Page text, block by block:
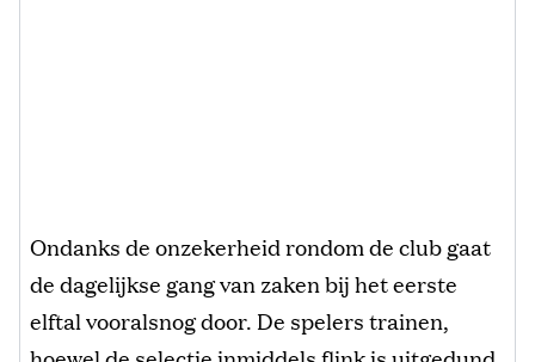
Ondanks de onzekerheid rondom de club gaat
de dagelijkse gang van zaken bij het eerste
elftal vooralsnog door. De spelers trainen,